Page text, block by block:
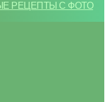
РЕЦЕПТЫ С ФОТО